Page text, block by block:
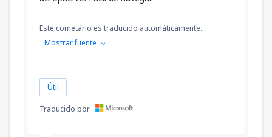
Este cometário es traducido automáticamente.
Mostrar fuente
Útil
Traducido por